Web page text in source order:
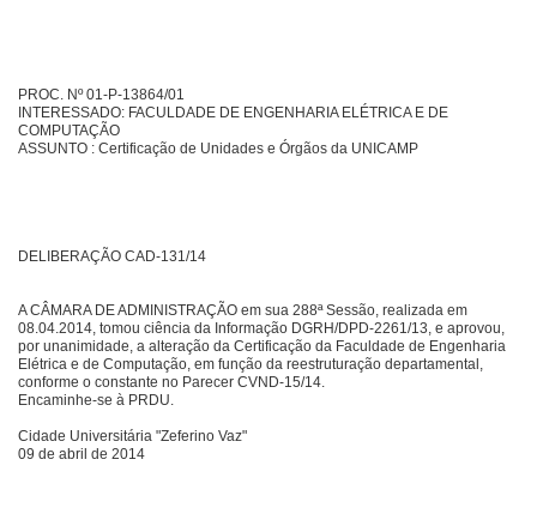
PROC. Nº 01-P-13864/01
INTERESSADO: FACULDADE DE ENGENHARIA ELÉTRICA E DE
COMPUTAÇÃO
ASSUNTO : Certificação de Unidades e Órgãos da UNICAMP
DELIBERAÇÃO CAD-131/14
A CÂMARA DE ADMINISTRAÇÃO em sua 288ª Sessão, realizada em
08.04.2014, tomou ciência da Informação DGRH/DPD-2261/13, e aprovou,
por unanimidade, a alteração da Certificação da Faculdade de Engenharia
Elétrica e de Computação, em função da reestruturação departamental,
conforme o constante no Parecer CVND-15/14.
Encaminhe-se à PRDU.
Cidade Universitária "Zeferino Vaz"
09 de abril de 2014